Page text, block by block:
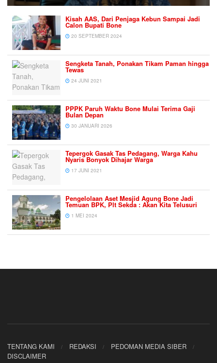
Kisah AAS, Dari Penjaga Kebun Sampai Jadi
Calon Bupati Bone
20 SEPTEMBER 2024
Sengketa Tanah, Ponakan Tikam Paman hingga
Tewas
24 JUNI 2021
PPPK Paruh Waktu Bone Mulai Terima Gaji
Bulan Depan
30 JANUARI 2026
Tepergok Gasak Tas Pedagang, Warga Kahu
Nyaris Bonyok Dihajar Warga
17 JUNI 2021
Pengelolaan Aset Mesjid Agung Bone Jadi
Temuan BPK, Plt Sekda : Akan Kita Telusuri
1 MEI 2024
TENTANG KAMI REDAKSI
PEDOMAN MEDIA SIBER
DISCLAIMER